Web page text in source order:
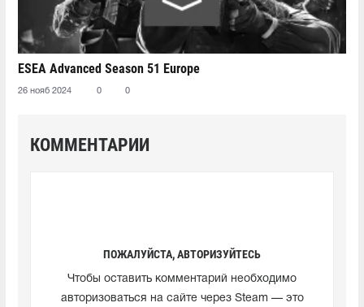
ESEA Advanced Season 51 Europe
26 нояб 2024 0 0
КОММЕНТАРИИ
ПОЖАЛУЙСТА, АВТОРИЗУЙТЕСЬ
Чтобы оставить комментарий необходимо
авторизоваться на сайте через Steam — это